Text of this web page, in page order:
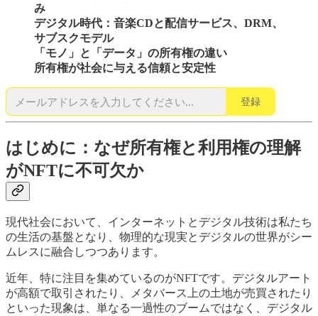
み
デジタル時代：音楽CDと配信サービス、DRM、
サブスクモデル
「モノ」と「データ」の所有権の違い
所有権が社会に与える信頼と安定性
登録
はじめに：なぜ所有権と利用権の理解
がNFTに不可欠か
現代社会において、インターネットとデジタル技術は私たち
の生活の基盤となり、物理的な現実とデジタルの世界がシー
ムレスに融合しつつあります。
近年、特に注目を集めているのがNFTです。デジタルアート
が高額で取引されたり、メタバース上の土地が売買されたり
といった現象は、単なる一過性のブームではなく、デジタル